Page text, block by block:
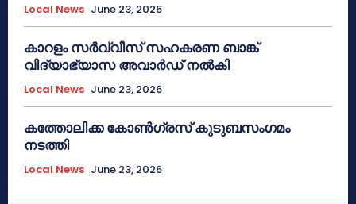
Local News June 23, 2026
കാറളം സർവ്വീസ് സഹകരണ ബാങ്ക്
വിദ്യാഭ്യാസ അവാർഡ് നൽകി
Local News June 23, 2026
കത്തോലിക്ക കോൺഗ്രസ് കുടുബസംഗമം
നടത്തി
Local News June 23, 2026